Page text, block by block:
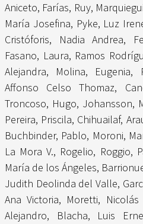
Aniceto, Farías, Ruy,
María Josefina, Pyke, Luz
Cristóforis, Nadia Andrea,
Fasano, Laura, Ramos
Alejandra, Molina, Eugenia,
Affonso Celso Thomaz,
Troncoso, Hugo, Johansson,
Pereira, Priscila, Chihuailaf,
Buchbinder, Pablo, Moroni,
La Mora V., Rogelio, Roggio,
María de los Ángeles,
Judith Deolinda del Valle,
Ana Victoria, Moretti, Nicolás
Alejandro, Blacha, Luis